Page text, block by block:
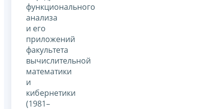
функционального
анализа
и его
приложений
факультета
вычислительной
математики
и
кибернетики
(1981–